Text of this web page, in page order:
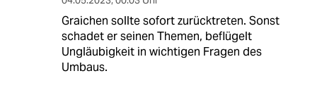
Graichen sollte sofort zurücktreten. Sonst
schadet er seinen Themen, beflügelt
Ungläubigkeit in wichtigen Fragen des
Umbaus.